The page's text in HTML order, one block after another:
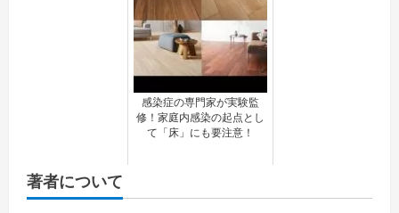
感染症の専門家が実験監
修！家庭内感染の起点とし
て「床」にも要注意！
著者について